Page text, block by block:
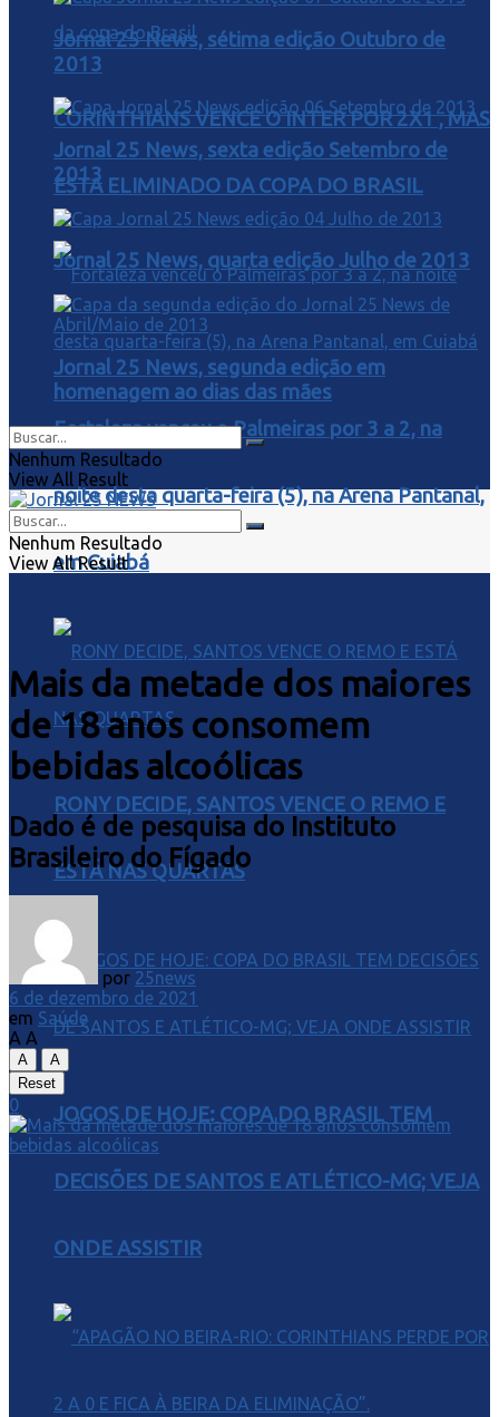
CORINTHIANS VENCE O INTER POR 2X1 , MAS
ESTA ELIMINADO DA COPA DO BRASIL
Fortaleza venceu o Palmeiras por 3 a 2, na
noite desta quarta-feira (5), na Arena Pantanal,
em Cuiabá
RONY DECIDE, SANTOS VENCE O REMO E
ESTÁ NAS QUARTAS
JOGOS DE HOJE: COPA DO BRASIL TEM
DECISÕES DE SANTOS E ATLÉTICO-MG; VEJA
ONDE ASSISTIR
Jornal 25 News, sétima edição Outubro de
2013
Jornal 25 News, sexta edição Setembro de
2013
Jornal 25 News, quarta edição Julho de 2013
Jornal 25 News, segunda edição em
homenagem ao dias das mães
Nenhum Resultado
View All Result
Nenhum Resultado
View All Result
Mais da metade dos maiores
de 18 anos consomem
bebidas alcoólicas
Dado é de pesquisa do Instituto
Brasileiro do Fígado
por 25news
6 de dezembro de 2021
em Saúde
A A
A
A
Reset
0